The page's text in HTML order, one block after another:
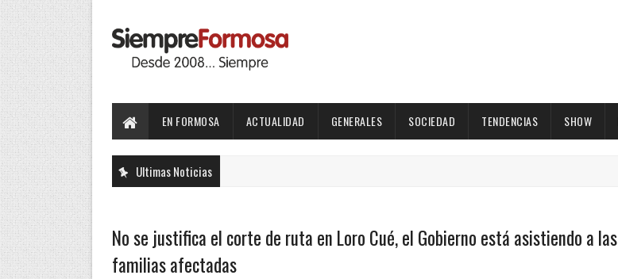
EN FORMOSA ACTUALIDAD GENERALES SOCIEDAD TENDENCIAS SHOW
Ultimas Noticias
No se justifica el corte de ruta en Loro Cué, el Gobierno está asistiendo a las
familias afectadas